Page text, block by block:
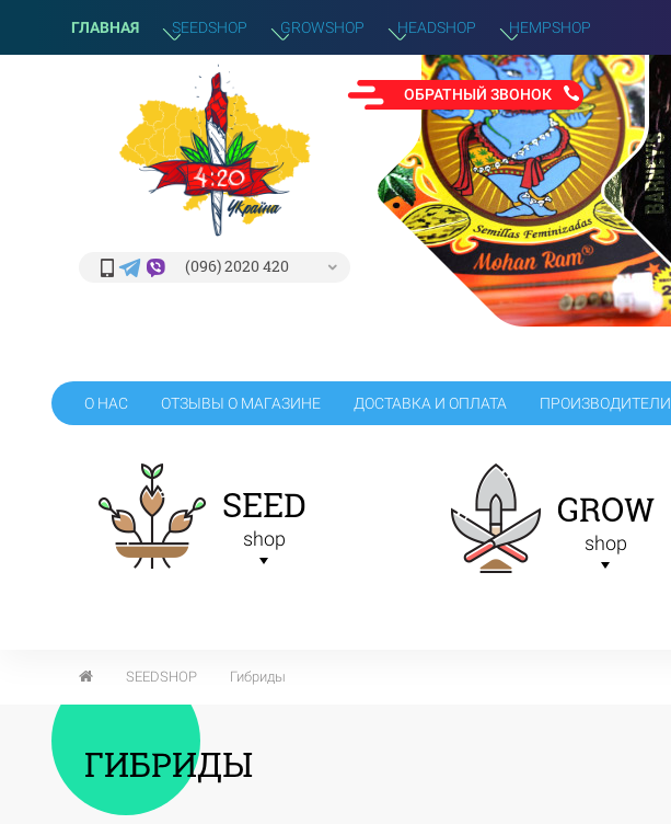
ГЛАВНАЯ SEEDSHOP GROWSHOP HEADSHOP HEMPSHOP
ОБРАТНЫЙ ЗВОНОК
(096) 2020 420
О НАС ОТЗЫВЫ О МАГАЗИНЕ ДОСТАВКА И ОПЛАТА ПРОИЗВОДИТЕЛИ
SEED
shop
GROW
shop
SEEDSHOP Гибриды
ГИБРИДЫ